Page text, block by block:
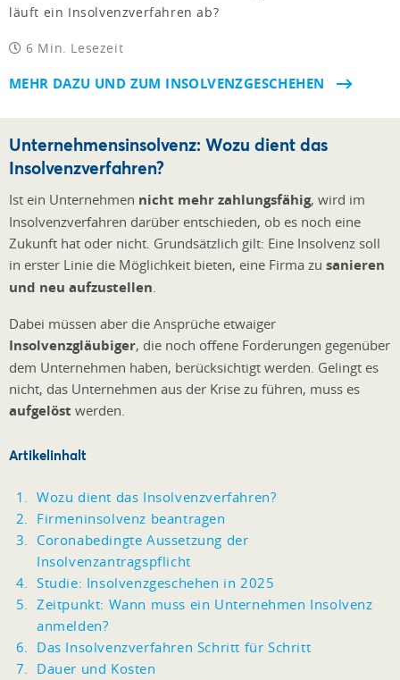
läuft ein Insolvenzverfahren ab?
6 Min. Lesezeit
MEHR DAZU UND ZUM INSOLVENZGESCHEHEN
Unternehmensinsolvenz: Wozu dient das
Insolvenzverfahren?
Ist ein Unternehmen nicht mehr zahlungsfähig, wird im
Insolvenzverfahren darüber entschieden, ob es noch eine
Zukunft hat oder nicht. Grundsätzlich gilt: Eine Insolvenz soll
in erster Linie die Möglichkeit bieten, eine Firma zu sanieren
und neu aufzustellen
Dabei müssen aber die Ansprüche etwaiger
Insolvenzgläubiger, die noch offene Forderungen gegenüber
dem Unternehmen haben, berücksichtigt werden. Gelingt es
nicht, das Unternehmen aus der Krise zu führen, muss es
aufgelöst werden.
Artikelinhalt
Wozu dient das Insolvenzverfahren?
Firmeninsolvenz beantragen
Coronabedingte Aussetzung der
Insolvenzantragspflicht
Studie: Insolvenzgeschehen in 2025
Zeitpunkt: Wann muss ein Unternehmen Insolvenz
anmelden?
Das Insolvenzverfahren Schritt für Schritt
Dauer und Kosten